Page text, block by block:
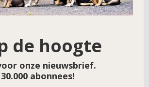
de hoogte
onze nieuwsbrief.
abonnees!